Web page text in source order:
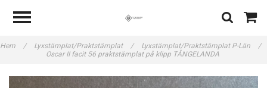
Hem / Lyxstämplat/Praktstämplat / Lyxstämplat/Praktstämplat P-Län
/
Oscar II facit 56 praktstämplat på klipp TÅNGELANDA